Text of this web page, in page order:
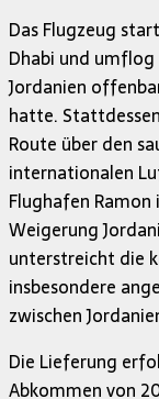
Das Flugzeug
Dhabi und
Jordanien
hatte.
Route über den
internationalen
Flughafen Ramon
Weigerung
unterstreicht die
insbesondere
zwischen
Die Lieferung
Abkommen von